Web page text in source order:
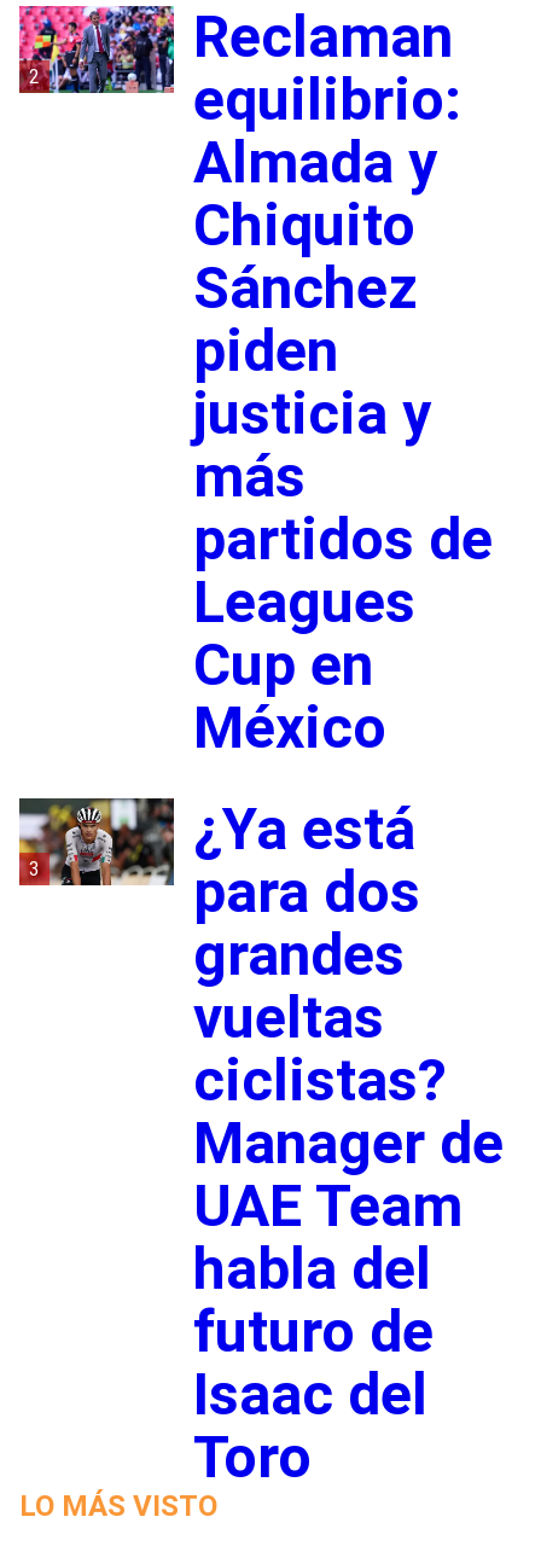
2
Reclaman
equilibrio:
Almada y
Chiquito
Sánchez
piden
justicia y
más
partidos de
Leagues
Cup en
México
3
¿Ya está
para dos
grandes
vueltas
ciclistas?
Manager de
UAE Team
habla del
futuro de
Isaac del
Toro
LO MÁS VISTO